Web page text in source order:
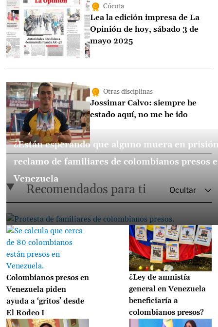
Cúcuta
Lea la edición impresa de La
Opinión de hoy, sábado 3 de
mayo 2025
Otras disciplinas
Jossimar Calvo: siempre he
estado aquí, no me he ido
Recomendados para ti
¿Están esperando que alguno muera en
reclamo de familiares de colombianos presos
Venezuela
Colombianos presos en
Venezuela piden
ayuda a ‘gritos’ desde
El Rodeo I
¿Ley de amnistía
general en Venezuela
beneficiaría a
colombianos presos?